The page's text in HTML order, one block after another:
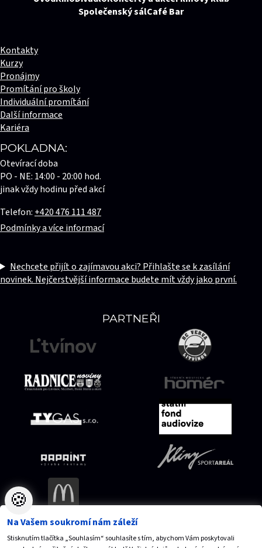
Společenský sálCafé Bar
Mapa serveru Přístupnost Ochrana osobních údajů
PARTNEŘI
Kontakty
Kurzy
Pronájmy
Promítání pro školy
Individuální promítání
Další informace
Kariéra
POKLADNA:
Otevírací doba
PO - NE: 14:00 - 20:00 hod.
jinak vždy hodinu před akcí
Telefon: +420 476 111 487
Podmínky a více informací
Nechcete přijít o zajímavou akci? Přihlašte se k zasílání
novinek. Nejčerstvější informace budete mít vždy jako první.
🍪
Na Vašem soukromí nám záleží
Stisknutím tlačítka „Souhlasím“ souhlasíte s tím, abychom Vám poskytovali